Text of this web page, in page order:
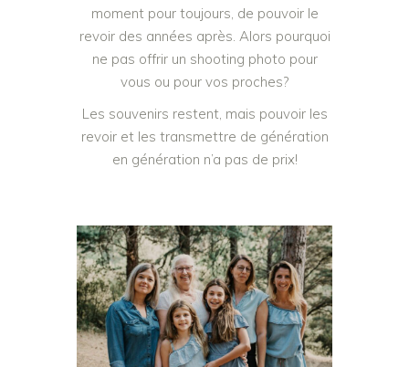
moment pour toujours, de pouvoir le
revoir des années après. Alors pourquoi
ne pas offrir un shooting photo pour
vous ou pour vos proches?
Les souvenirs restent, mais pouvoir les
revoir et les transmettre de génération
en génération n’a pas de prix!